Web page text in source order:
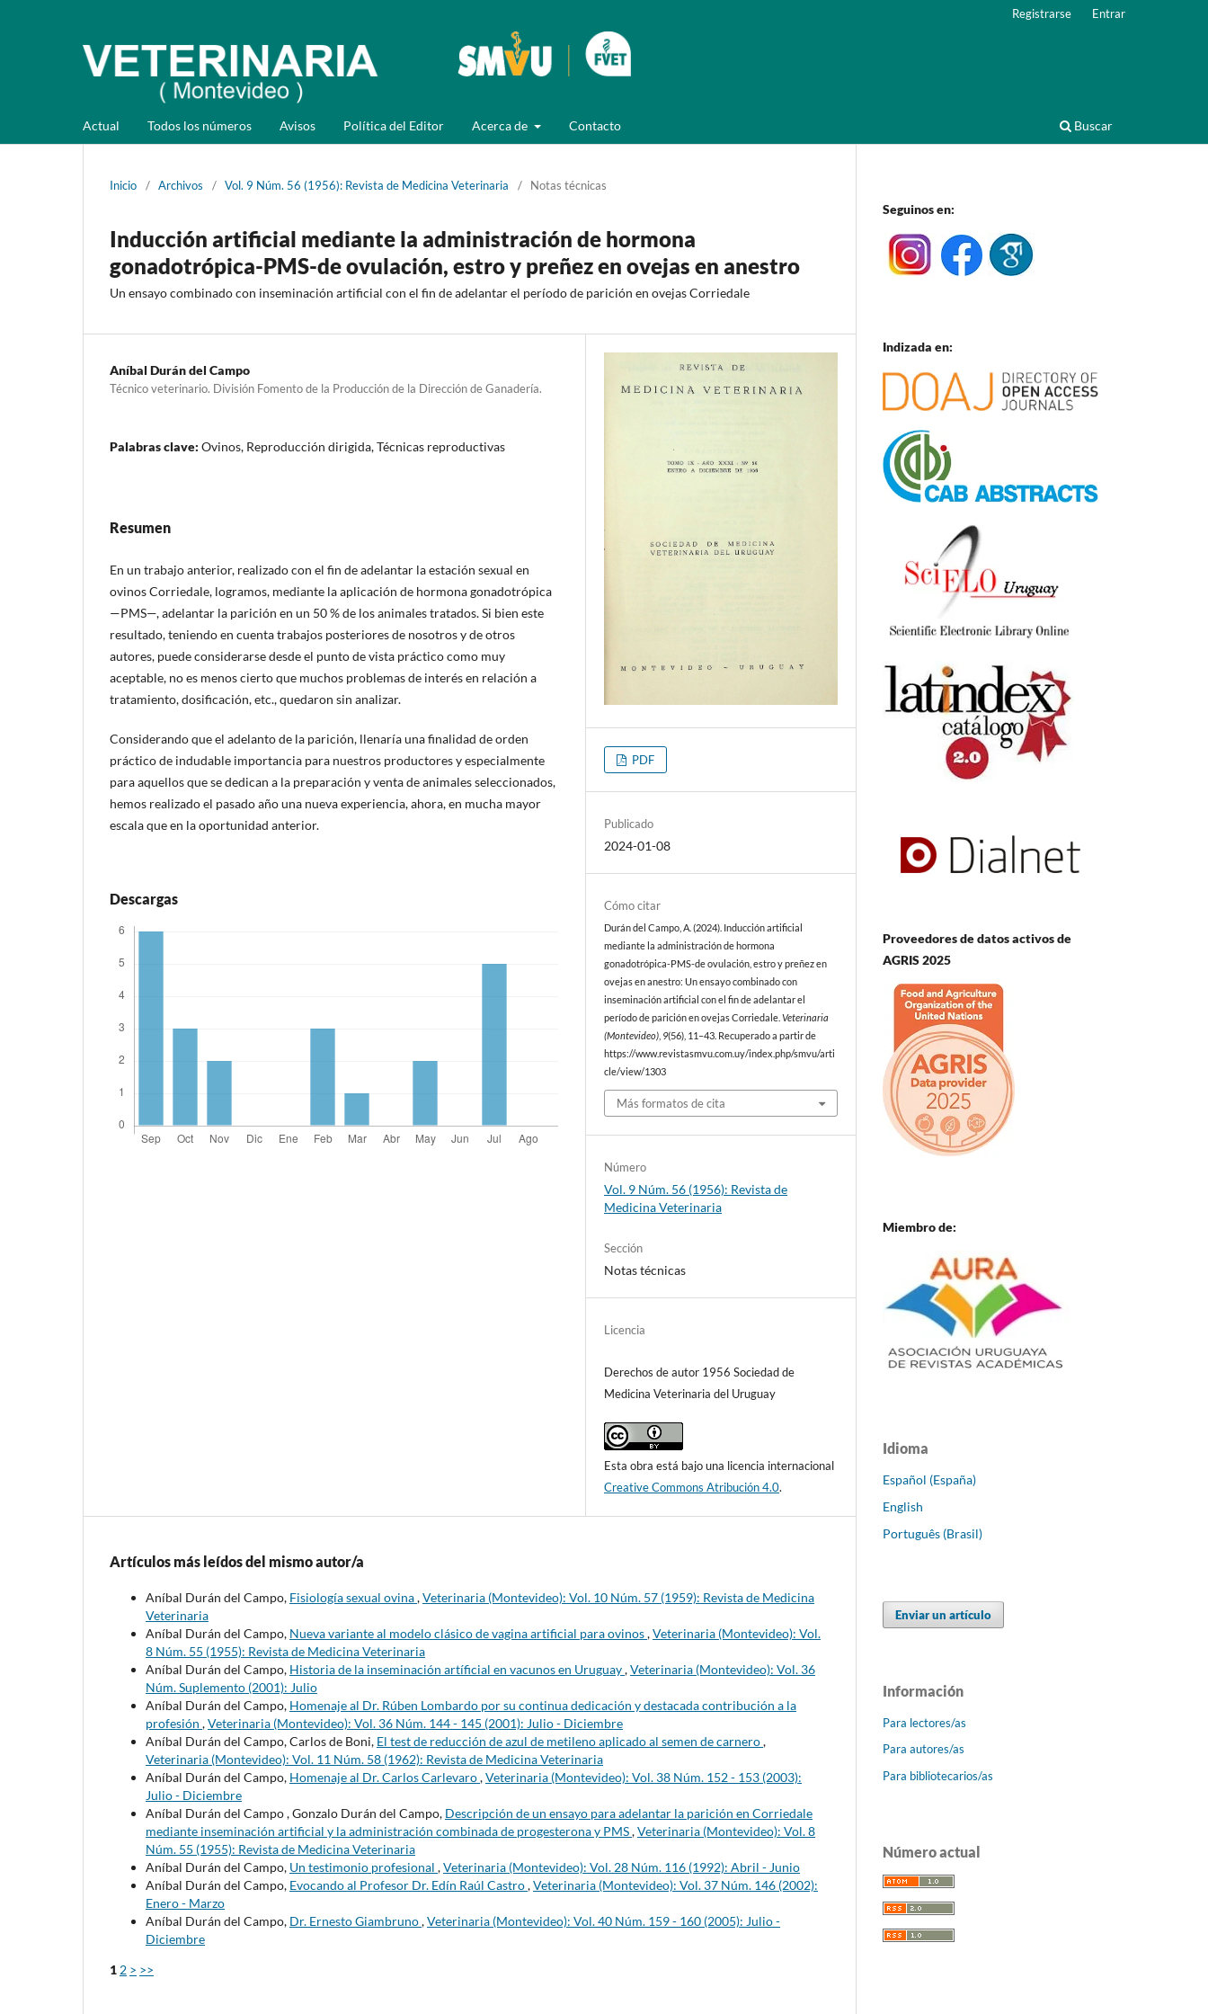
Actual Todos los números Avisos Política del Editor Acerca de Contacto Buscar
Registrarse Entrar
Inicio / Archivos / Vol. 9 Núm. 56 (1956): Revista de Medicina Veterinaria / Notas técnicas
Inducción artificial mediante la administración de hormona
gonadotrópica-PMS-de ovulación, estro y preñez en ovejas en anestro
Un ensayo combinado con inseminación artificial con el fin de adelantar el período de parición en ovejas Corriedale
Aníbal Durán del Campo
Técnico veterinario. División Fomento de la Producción de la Dirección de Ganadería.
Palabras clave: Ovinos, Reproducción dirigida, Técnicas reproductivas
Resumen
En un trabajo anterior, realizado con el fin de adelantar la estación sexual en
ovinos Corriedale, logramos, mediante la aplicación de hormona gonadotrópica
—PMS—, adelantar la parición en un 50 % de los animales tratados. Si bien este
resultado, teniendo en cuenta trabajos posteriores de nosotros y de otros
autores, puede considerarse desde el punto de vista práctico como muy
aceptable, no es menos cierto que muchos problemas de interés en relación a
tratamiento, dosificación, etc., quedaron sin analizar.
Considerando que el adelanto de la parición, llenaría una finalidad de orden
práctico de indudable importancia para nuestros productores y especialmente
para aquellos que se dedican a la preparación y venta de animales seleccionados,
hemos realizado el pasado año una nueva experiencia, ahora, en mucha mayor
escala que en la oportunidad anterior.
Descargas
PDF
Publicado
2024-01-08
Cómo citar
Durán del Campo, A. (2024). Inducción artificial
mediante la administración de hormona
gonadotrópica-PMS-de ovulación, estro y preñez en
ovejas en anestro: Un ensayo combinado con
inseminación artificial con el fin de adelantar el
período de parición en ovejas Corriedale.Veterinaria
(Montevideo) 9(56), 11–43. Recuperado a partir de
https://www.revistasmvu.com.uy/index.php/smvu/arti
cle/view/1303
Más formatos de cita
Número
Vol. 9 Núm. 56 (1956): Revista de
Medicina Veterinaria
Sección
Notas técnicas
Licencia
Derechos de autor 1956 Sociedad de
Medicina Veterinaria del Uruguay
Esta obra está bajo una licencia internacional
Creative Commons Atribución 4.0.
Artículos más leídos del mismo autor/a
Aníbal Durán del Campo, Fisiología sexual ovina,Veterinaria (Montevideo): Vol. 10 Núm. 57 (1959): Revista de Medicina
Veterinaria
Aníbal Durán del Campo, Nueva variante al modelo clásico de vagina artificial para ovinos,Veterinaria (Montevideo): Vol.
8 Núm. 55 (1955): Revista de Medicina Veterinaria
Aníbal Durán del Campo, Historia de la inseminación artíficial en vacunos en Uruguay,Veterinaria (Montevideo): Vol. 36
Núm. Suplemento (2001): Julio
Aníbal Durán del Campo, Homenaje al Dr. Rúben Lombardo por su continua dedicación y destacada contribución a la
profesión ,Veterinaria (Montevideo): Vol. 36 Núm. 144 - 145 (2001): Julio - Diciembre
Aníbal Durán del Campo, Carlos de Boni, El test de reducción de azul de metileno aplicado al semen de carnero,
Veterinaria (Montevideo): Vol. 11 Núm. 58 (1962): Revista de Medicina Veterinaria
Aníbal Durán del Campo, Homenaje al Dr. Carlos Carlevaro,Veterinaria (Montevideo): Vol. 38 Núm. 152 - 153 (2003):
Julio - Diciembre
Aníbal Durán del Campo , Gonzalo Durán del Campo, Descripción de un ensayo para adelantar la parición en Corriedale
mediante inseminación artificial y la administración combinada de progesterona y PMS,Veterinaria (Montevideo): Vol. 8
Núm. 55 (1955): Revista de Medicina Veterinaria
Aníbal Durán del Campo, Un testimonio profesional ,Veterinaria (Montevideo): Vol. 28 Núm. 116 (1992): Abril - Junio
Aníbal Durán del Campo, Evocando al Profesor Dr. Edín Raúl Castro,Veterinaria (Montevideo): Vol. 37 Núm. 146 (2002):
Enero - Marzo
Aníbal Durán del Campo, Dr. Ernesto Giambruno,Veterinaria (Montevideo): Vol. 40 Núm. 159 - 160 (2005): Julio -
Diciembre
12 > >>
Seguinos en:
Indizada en:
Proveedores de datos activos de
AGRIS 2025
Miembro de:
Idioma
Español (España)
English
Português (Brasil)
Enviar un artículo
Información
Para lectores/as
Para autores/as
Para bibliotecarios/as
Número actual